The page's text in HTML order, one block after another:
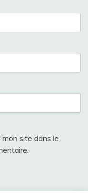
site dans le